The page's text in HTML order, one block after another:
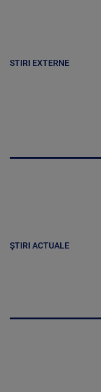
STIRI EXTERNE
ȘTIRI ACTUALE